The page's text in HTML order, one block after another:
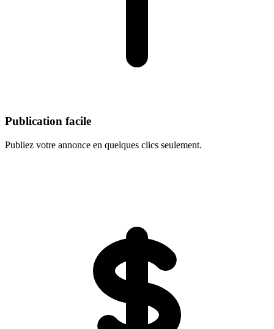
Publication facile
Publiez votre annonce en quelques clics seulement.